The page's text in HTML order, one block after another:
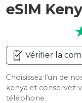
eSIM
Vérifier la
Choisissez l'un de
kenya et conservez
téléphone.